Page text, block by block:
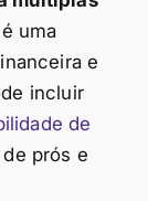
uma
e
incluir
de
prós e